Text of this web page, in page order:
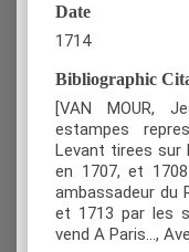
Date
1714
Bibliographic
[VAN MOUR,
estampes
Levant tirees sur
en 1707, et
ambassadeur du
et 1713 par les
vend A Paris…,